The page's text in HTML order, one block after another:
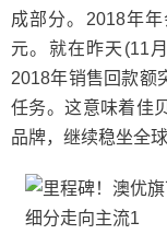
成部分。2018年
元。就在昨天(11
2018年销售回款额
任务。这意味着佳
品牌，继续稳坐全